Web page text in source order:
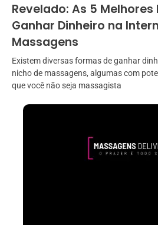
Revelado: As 5 Melhores
Ganhar Dinheiro na
Massagens
Existem diversas formas de ganhar
nicho de massagens, algumas com
que você não seja massagista